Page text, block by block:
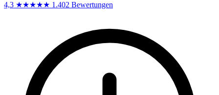
4,3 ★★★★★ 1.402 Bewertungen